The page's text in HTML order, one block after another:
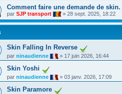
Comment faire une demande de skin.
par SJP transport » 28 sept. 2025, 18:22
Skin Falling In Reverse
par ninaudienne » 17 juin 2026, 16:44
Skin Yoshi
par ninaudienne » 03 janv. 2026, 17:09
Skin Paramore